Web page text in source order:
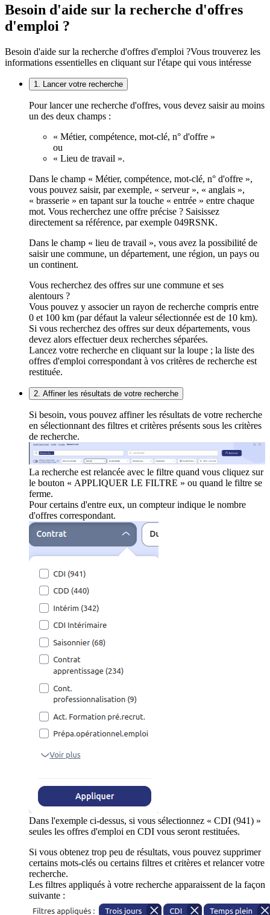
Besoin d'aide sur la recherche d'offres
d'emploi ?
Besoin d'aide sur la recherche d'offres d'emploi ?Vous trouverez les
informations essentielles en cliquant sur l'étape qui vous intéresse
1. Lancer votre recherche
Pour lancer une recherche d'offres, vous devez saisir au moins
un des deux champs :
« Métier, compétence, mot-clé, n° d'offre »
ou
« Lieu de travail ».
Dans le champ « Métier, compétence, mot-clé, n° d'offre »,
vous pouvez saisir, par exemple, « serveur », « anglais »,
« brasserie » en tapant sur la touche « entrée » entre chaque
mot. Vous recherchez une offre précise ? Saisissez
directement sa référence, par exemple 049RSNK.
Dans le champ « lieu de travail », vous avez la possibilité de
saisir une commune, un département, une région, un pays ou
un continent.
Vous recherchez des offres sur une commune et ses
alentours ?
Vous pouvez y associer un rayon de recherche compris entre
0 et 100 km (par défaut la valeur sélectionnée est de 10 km).
Si vous recherchez des offres sur deux départements, vous
devez alors effectuer deux recherches séparées.
Lancez votre recherche en cliquant sur la loupe ; la liste des
offres d'emploi correspondant à vos critères de recherche est
restituée.
2. Affiner les résultats de votre recherche
Si besoin, vous pouvez affiner les résultats de votre recherche
en sélectionnant des filtres et critères présents sous les critères
de recherche.
La recherche est relancée avec le filtre quand vous cliquez sur
le bouton « APPLIQUER LE FILTRE » ou quand le filtre se
ferme.
Pour certains d'entre eux, un compteur indique le nombre
d'offres correspondant.
Dans l'exemple ci-dessus, si vous sélectionnez « CDI (941) »
seules les offres d'emploi en CDI vous seront restituées.
Si vous obtenez trop peu de résultats, vous pouvez supprimer
certains mots-clés ou certains filtres et critères et relancer votre
recherche.
Les filtres appliqués à votre recherche apparaissent de la façon
suivante :